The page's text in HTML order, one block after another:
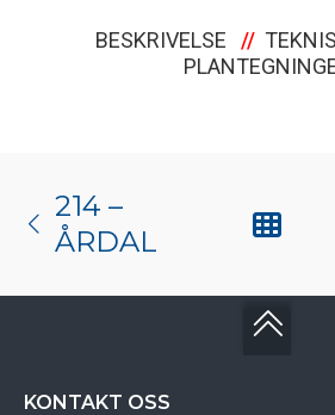
BESKRIVELSE //
214 –
ÅRDAL
KONTAKT OSS